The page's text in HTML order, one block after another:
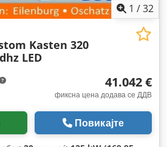
1 /32
Kasten 320
LED
41.042 €
фиксна цена додава се ДДВ
Повикајте